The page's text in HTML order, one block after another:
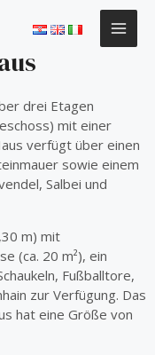
drei Etagen
mit einer
verfügt über einen
sowie einem
Salbei und
m) mit
(ca. 20 m²), ein
Fußballtore,
zur Verfügung. Das
hat eine Größe von